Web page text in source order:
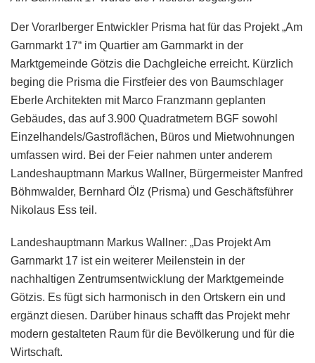
Der Vorarlberger Entwickler Prisma hat für das Projekt „Am
Garnmarkt 17“ im Quartier am Garnmarkt in der
Marktgemeinde Götzis die Dachgleiche erreicht. Kürzlich
beging die Prisma die Firstfeier des von Baumschlager
Eberle Architekten mit Marco Franzmann geplanten
Gebäudes, das auf 3.900 Quadratmetern BGF sowohl
Einzelhandels/Gastroflächen, Büros und Mietwohnungen
umfassen wird. Bei der Feier nahmen unter anderem
Landeshauptmann Markus Wallner, Bürgermeister Manfred
Böhmwalder, Bernhard Ölz (Prisma) und Geschäftsführer
Nikolaus Ess teil.
Landeshauptmann Markus Wallner: „Das Projekt Am
Garnmarkt 17 ist ein weiterer Meilenstein in der
nachhaltigen Zentrumsentwicklung der Marktgemeinde
Götzis. Es fügt sich harmonisch in den Ortskern ein und
ergänzt diesen. Darüber hinaus schafft das Projekt mehr
modern gestalteten Raum für die Bevölkerung und für die
Wirtschaft.